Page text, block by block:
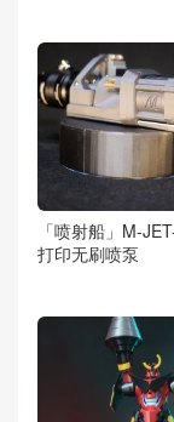
「喷射船」M-
打印无刷喷泵